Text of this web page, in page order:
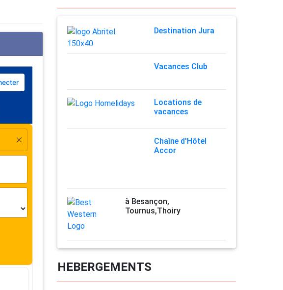
Destination Jura
Vacances Club
Locations de
vacances
Chaîne d'Hôtel
Accor
à Besançon,
Tournus,Thoiry
HEBERGEMENTS